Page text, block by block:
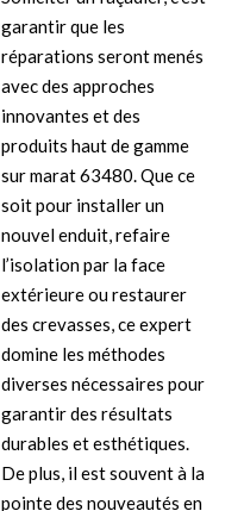
garantir que les
réparations seront menés
avec des approches
innovantes et des
produits haut de gamme
sur marat 63480. Que ce
soit pour installer un
nouvel enduit, refaire
l’isolation par la face
extérieure ou restaurer
des crevasses, ce expert
domine les méthodes
diverses nécessaires pour
garantir des résultats
durables et esthétiques.
De plus, il est souvent à la
pointe des nouveautés en